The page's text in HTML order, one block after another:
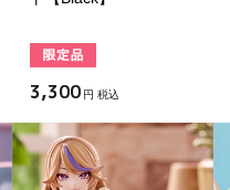
3,300 円 税込